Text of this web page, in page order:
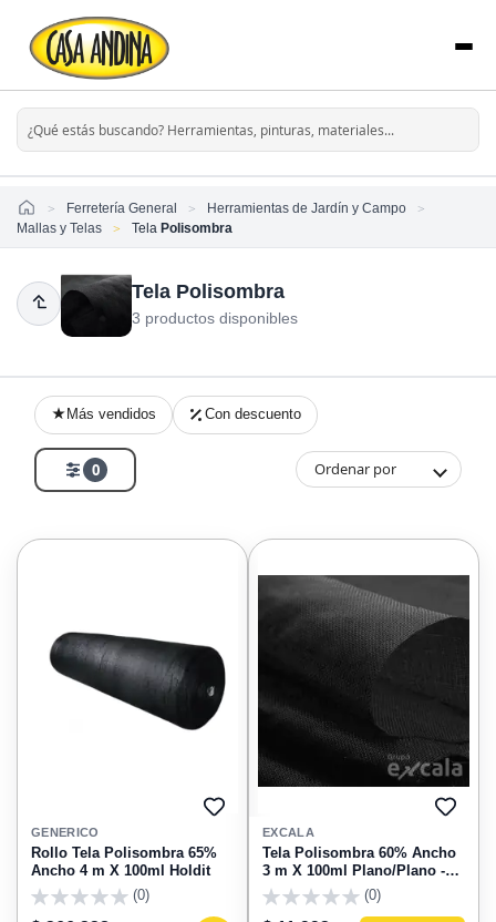
HomeFerretería General
Herramientas de Jardín y Campo
Mallas y Telas
Tela Polisombra
Tela Polisombra
3 productos disponibles
Más vendidos Con descuento
0 Ordenar por
AGREGAR
FAVORITOS
GENERICO
Rollo Tela Polisombra 65%
Ancho 4 m X 100ml Holdit
(0)
EXCALA
Tela Polisombra 60% Ancho
3 m X 100ml Plano/Plano -
Por Metro Liineal
(0)